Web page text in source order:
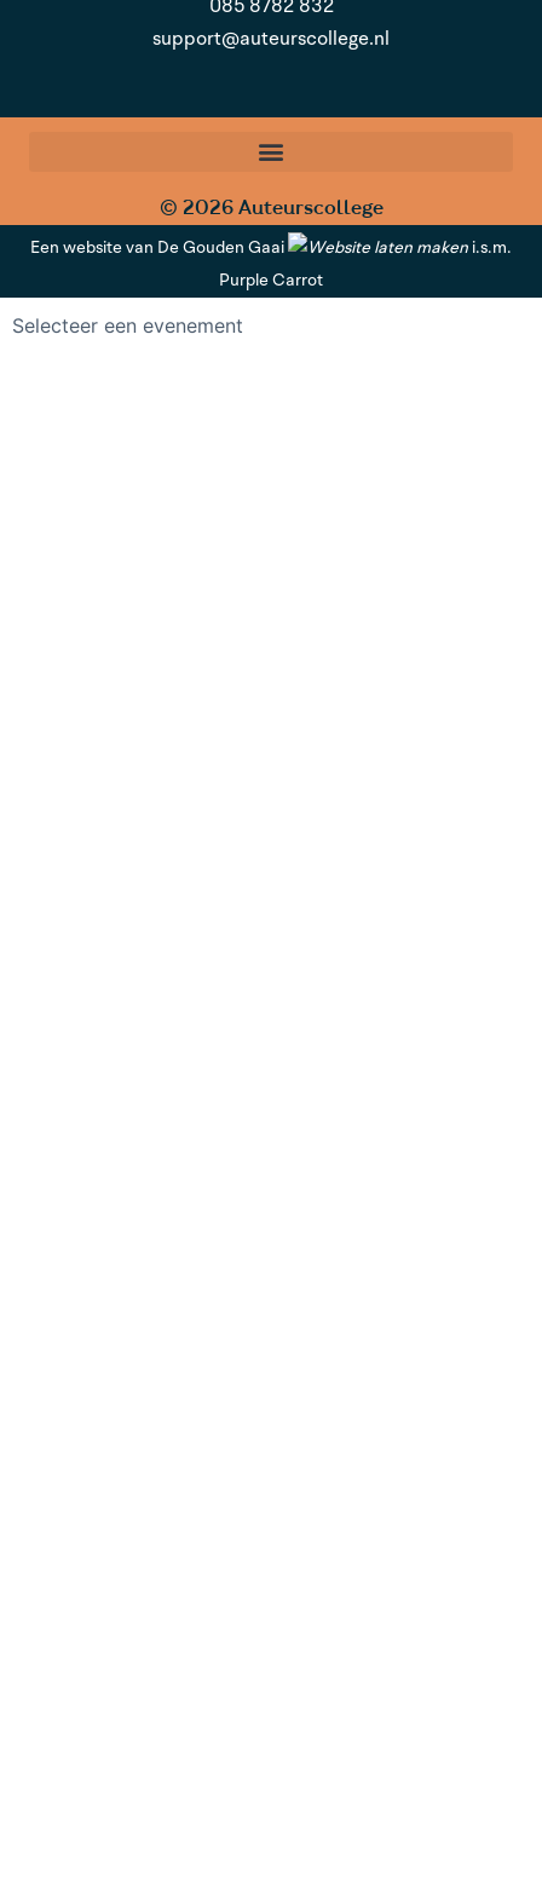
085 8782 832
support@auteurscollege.nl
© 2026 Auteurscollege
Een website van De Gouden Gaai
i.s.m.
Purple Carrot
Selecteer een evenement